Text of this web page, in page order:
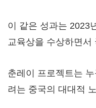
이 같은 성과는 2023
교육상을 수상하면서
춘레이 프로젝트는
려는 중국의 대대적